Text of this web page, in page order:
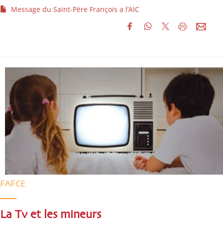
Message du Saint-Père François a l’AIC
FAFCE
La Tv et les mineurs